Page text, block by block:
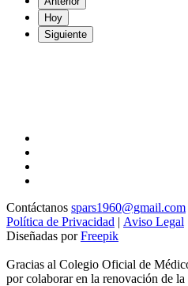
Hoy
Siguiente
Contáctanos spars1960@gmail.com
Política de Privacidad | Aviso Legal
Diseñadas porFreepik
Gracias al Colegio Oficial de
por colaborar en la renovación de